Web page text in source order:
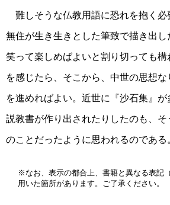
難しそうな仏教用語に恐れを抱く必
無住が生き生きとした筆致で描き出
笑って楽しめばよいと割り切っても
を感じたら、そこから、中世の思想
を進めればよい。近世に『沙石集』
説教書が作り出されたりしたのも、そ
のことだったように思われるのである
※なお、表示の都合上、書籍と異なる表記
用いた箇所があります。ご了承ください。